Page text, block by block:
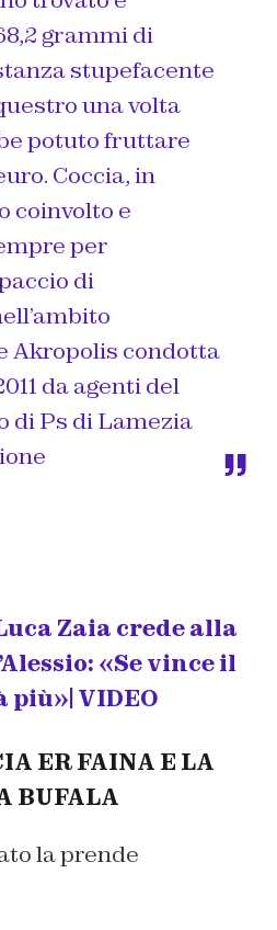
grammi di
stupefacente
una volta
potuto fruttare
Coccia, in
coinvolto e
per
di
Akropolis condotta
da agenti del
di Ps di Lamezia
Zaia crede alla
«Se vince il
più»| VIDEO
ER FAINA E LA
BUFALA
la prende